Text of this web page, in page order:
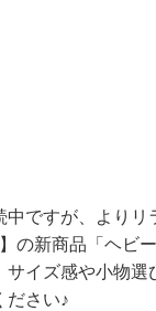
ですが、より
の新商品「ヘビ
イズ感や小物
ださい♪